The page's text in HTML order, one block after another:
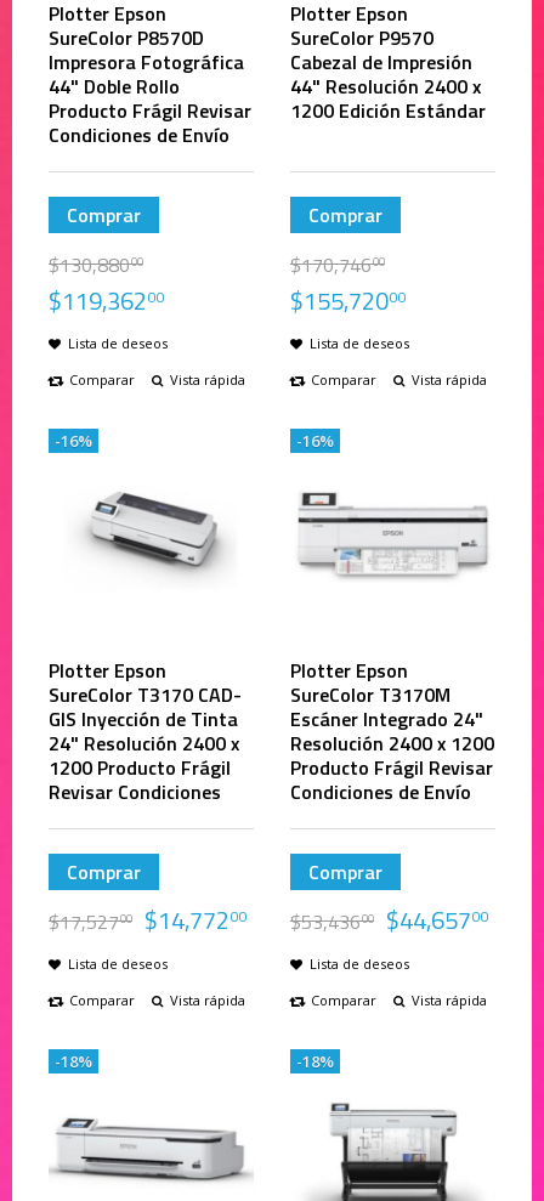
Plotter Epson
SureColor P8570D
Impresora Fotográfica
44" Doble Rollo
Producto Frágil Revisar
Condiciones de Envío
Comprar
$130,88000
$119,36200
Lista de deseos
Comparar
Vista rápida
Plotter Epson
SureColor P9570
Cabezal de Impresión
44" Resolución 2400 x
1200 Edición Estándar
Comprar
$170,74600
$155,72000
Lista de deseos
Comparar
Vista rápida
Plotter Epson
SureColor T3170 CAD-
GIS Inyección de Tinta
24" Resolución 2400 x
1200 Producto Frágil
Revisar Condiciones
Comprar
$17,52700 $14,77200
Lista de deseos
Comparar
Vista rápida
-16%
Plotter Epson
SureColor T3170M
Escáner Integrado 24"
Resolución 2400 x 1200
Producto Frágil Revisar
Condiciones de Envío
Comprar
$53,43600 $44,65700
Lista de deseos
Comparar
Vista rápida
-16%
-18% -18%